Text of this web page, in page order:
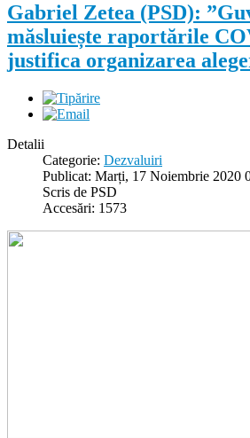
Gabriel Zetea (PSD):
măsluiește raportările
justifica organizarea
Detalii
Categorie: Dezvaluiri
Publicat: Marți, 17 Noiembrie 2020
Scris de PSD
Accesări: 1573